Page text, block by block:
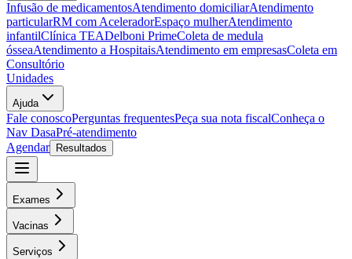
Infusão de medicamentosAtendimento domiciliarAtendimento
particularRM com AceleradorEspaço mulherAtendimento
infantilClínica TEADelboni PrimeColeta de medula
ósseaAtendimento a HospitaisAtendimento em empresasColeta em
Consultório
Unidades
Ajuda
Fale conoscoPerguntas frequentesPeça sua nota fiscalConheça o
Nav DasaPré-atendimento
Agendar
Resultados
Exames
Vacinas
Serviços